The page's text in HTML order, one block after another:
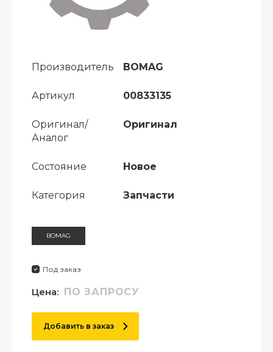
Производитель BOMAG
Артикул 00833135
Оригинал/
Аналог
Оригинал
Состояние Новое
Категория Запчасти
BOMAG
Под заказ
Цена: ПО ЗАПРОСУ
Добавить в заказ